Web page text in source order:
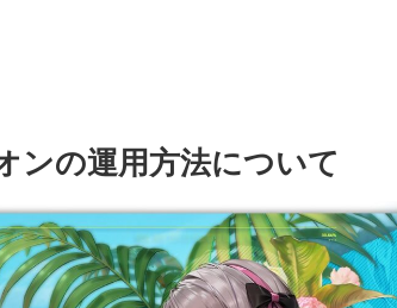
ンの運用方法について